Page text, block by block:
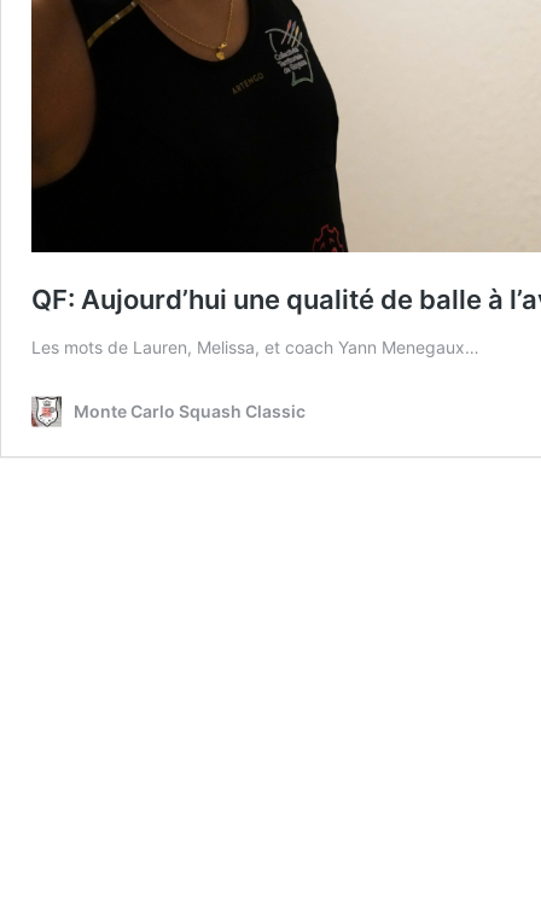
QF: Aujourd’hui une qualité de balle à
Les mots de Lauren, Melissa, et coach Yann Menegaux…
Monte Carlo Squash Classic